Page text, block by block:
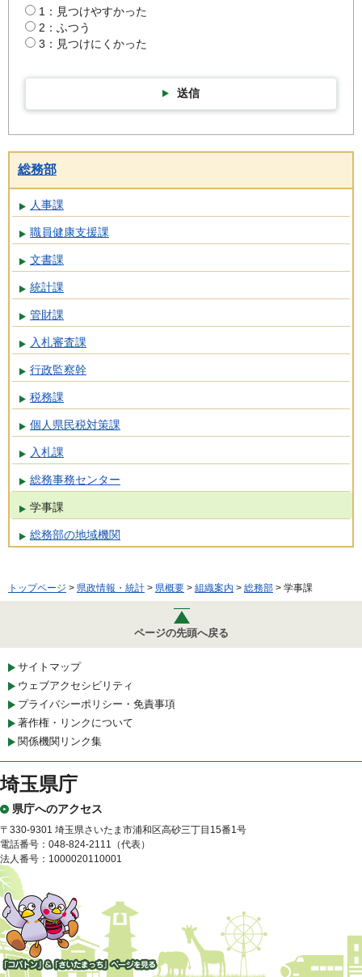
1：見つけやすかった
2：ふつう
3：見つけにくかった
送信
総務部
人事課
職員健康支援課
文書課
統計課
管財課
入札審査課
行政監察幹
税務課
個人県民税対策課
入札課
総務事務センター
学事課
総務部の地域機関
トップページ > 県政情報・統計 > 県概要 > 組織案内 > 総務部 > 学事課
ページの先頭へ戻る
サイトマップ
ウェブアクセシビリティ
プライバシーポリシー・免責事項
著作権・リンクについて
関係機関リンク集
埼玉県庁
県庁へのアクセス
〒330-9301 埼玉県さいたま市浦和区高砂三丁目15番1号
電話番号：048-824-2111（代表）
法人番号：1000020110001
「コバトン」&「さいたまっ